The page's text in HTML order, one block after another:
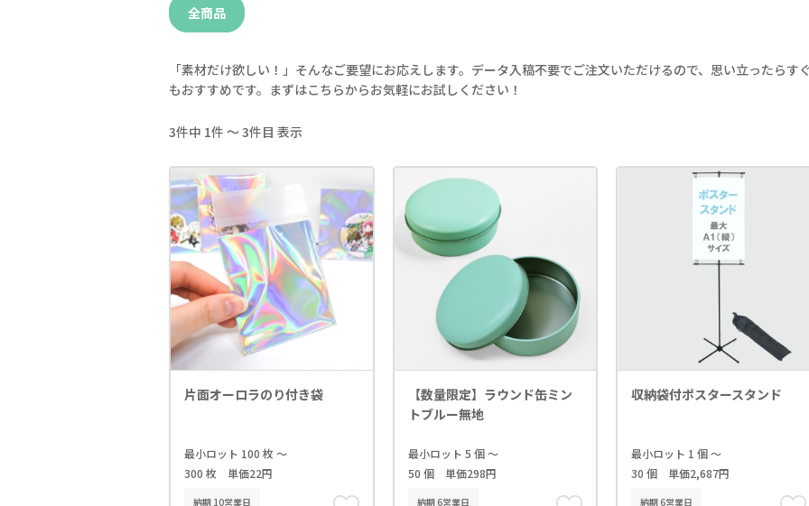
全商品
「素材だけ欲しい！」そんなご要望にお応えします。データ入稿不要でご注文いただけるので、思い立ったら
もおすすめです。まずはこちらからお気軽にお試しください！
3件中 1件 ～ 3件目 表示
片面オーロラのり付き袋
最小ロット 100 枚 ～
300 枚 単価22円
納期 10営業日
【数量限定】ラウンド缶ミン
トブルー無地
最小ロット 5 個 ～
50 個 単価298円
納期 6営業日
収納袋付ポスタースタンド
最小ロット 1 個 ～
30 個 単価2,687円
納期 6営業日